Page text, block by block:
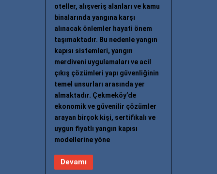
oteller, alışveriş alanları ve kamu
binalarında yangına karşı
alınacak önlemler hayati önem
taşımaktadır. Bu nedenle yangın
kapısı sistemleri, yangın
merdiveni uygulamaları ve acil
çıkış çözümleri yapı güvenliğinin
temel unsurları arasında yer
almaktadır. Çekmeköy’de
ekonomik ve güvenilir çözümler
arayan birçok kişi, sertifikalı ve
uygun fiyatlı yangın kapısı
modellerine yöne
Devamı